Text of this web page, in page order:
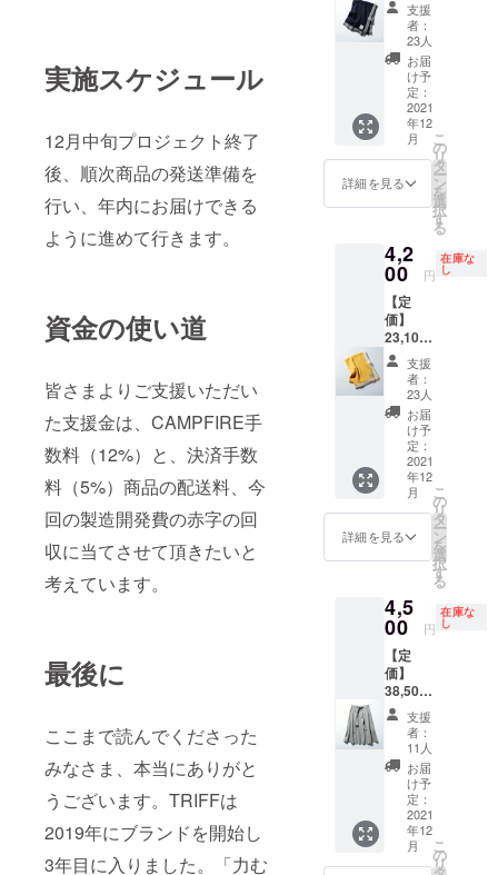
実施スケジュール
12月中旬プロジェクト終了
後、順次商品の発送準備を
行い、年内にお届けできる
ように進めて行きます。
資金の使い道
皆さまよりご支援いただい
た支援金は、CAMPFIRE手
数料（12%）と、決済手数
料（5%）商品の配送料、今
回の製造開発費の赤字の回
収に当てさせて頂きたいと
考えています。
最後に
ここまで読んでくださった
みなさま、本当にありがと
うございます。TRIFFは
2019年にブランドを開始し
3年目に入りました。「力む
う方
に。
がらも
体に沿
う唯一
無二の
ニット
が完
成。重
たい雰
囲気が
ないよ
う、編
分ごと
に変
え、優
しい
ニュア
ンスを
プラ
ス。あ
たたか
みのあ
るブラ
ウン
が、ス
タイリ
ングに
を演出
してく
トする
スラッ
クス」
がテー
マ。品
のよさ
と快適
性を両
立させ
るべ
く、
エット
をさら
にデザ
イン。
美しい
ライン
だけで
なく、
スト
レッチ
性の高
さも魅
力。シ
チュ
エー
を選ば
ない黒
だわ
り、
フォー
マルか
ら日常
まで幅
広く愛
用して
いただ
ける。
27％、
ポリウ
レタン
6％ ・
生産国
MADE
CHINA
・モデ
「"それ
貸し
て”と言
われる
ニッ
ト」を
テーマ
に、男
女で
シェア
できる
絶妙な
シル
エット
を目指
した一
枚。上
惜しみ
なく使
用し、
適度な
厚みが
ありな
がらも
体に沿
う唯一
無二の
ニット
が完
成。重
たい雰
囲気が
込）
【アイ
テム説
明】 ・
サイ
ズ：長
さ:180c
巾:69c
m ・素
材% 再
生繊維
コー
ス）
40% ナ
イロン
30% ポ
リエス
テル
27% カ
シミア
3% ・生
産国
MADE
CHINA
「身を
預けた
くなる
う」と
いう思
いか
ら、マ
フラー
として
は珍し
いニッ
ト生地
を贅沢
に使
用。体
を包み
込む大
判サイ
支援
者：
23人
お届
け予
定：
2021
年12
月
詳細を見る
こ
の
リ
タ
ー
ン
を
選
択
す
る
4,2
00 円
在庫な
し
【定
価】
23,100
円（税
込）
【アイ
テム説
明】 ・
サイ
ズ：長
さ:180c
巾:69c
m ・素
材% 再
生繊維
コー
ス）
40% ナ
イロン
30% ポ
リエス
テル
27% カ
シミア
3% ・生
産国
MADE
CHINA
「身を
預けた
支援
者：
23人
お届
け予
定：
2021
年12
月
詳細を見る
こ
の
リ
タ
ー
ン
を
選
択
す
る
4,5
00 円
在庫な
し
【定
価】
38,500
円（税
込）
【アイ
テム説
明】 ・
サイ
ズ：
M ス
カート
丈:77c
支援
者：
11人
お届
け予
定：
2021
年12
月
こ
の
リ